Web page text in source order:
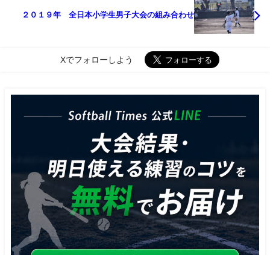
２０１９年 全日本小学生男子大会の組み合わせ
Xでフォローしよう